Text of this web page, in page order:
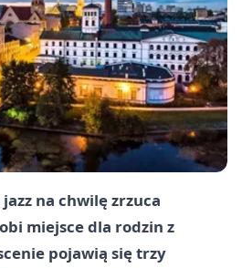
na chwilę zrzuca
miejsce dla rodzin z
pojawią się trzy